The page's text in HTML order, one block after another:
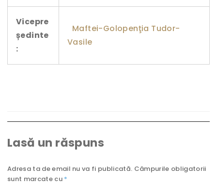
Vicepre
ședinte
:
Maftei-Golopenţia Tudor-
Vasile
Lasă un răspuns
Adresa ta de email nu va fi publicată. Câmpurile obligatorii
sunt marcate cu *